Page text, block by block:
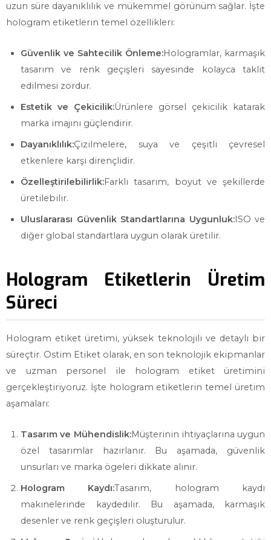
uzun süre dayanıklılık ve mükemmel görünüm sağlar. İşte
hologram etiketlerin temel özellikleri:
Güvenlik ve Sahtecilik Önleme:Hologramlar, karmaşık
tasarım ve renk geçişleri sayesinde kolayca taklit
edilmesi zordur.
Estetik ve Çekicilik:Ürünlere görsel çekicilik katarak
marka imajını güçlendirir.
Dayanıklılık:Çizilmelere, suya ve çeşitli çevresel
etkenlere karşı dirençlidir.
Özelleştirilebilirlik:Farklı tasarım, boyut ve şekillerde
üretilebilir.
Uluslararası Güvenlik Standartlarına Uygunluk:ISO ve
diğer global standartlara uygun olarak üretilir.
Hologram Etiketlerin Üretim
Süreci
Hologram etiket üretimi, yüksek teknolojili ve detaylı bir
süreçtir. Ostim Etiket olarak, en son teknolojik ekipmanlar
ve uzman personel ile hologram etiket üretimini
gerçekleştiriyoruz. İşte hologram etiketlerin temel üretim
aşamaları:
Tasarım ve Mühendislik:Müşterinin ihtiyaçlarına uygun
özel tasarımlar hazırlanır. Bu aşamada, güvenlik
unsurları ve marka ögeleri dikkate alınır.
Hologram Kaydı:Tasarım, hologram kaydı
makinelerinde kaydedilir. Bu aşamada, karmaşık
desenler ve renk geçişleri oluşturulur.